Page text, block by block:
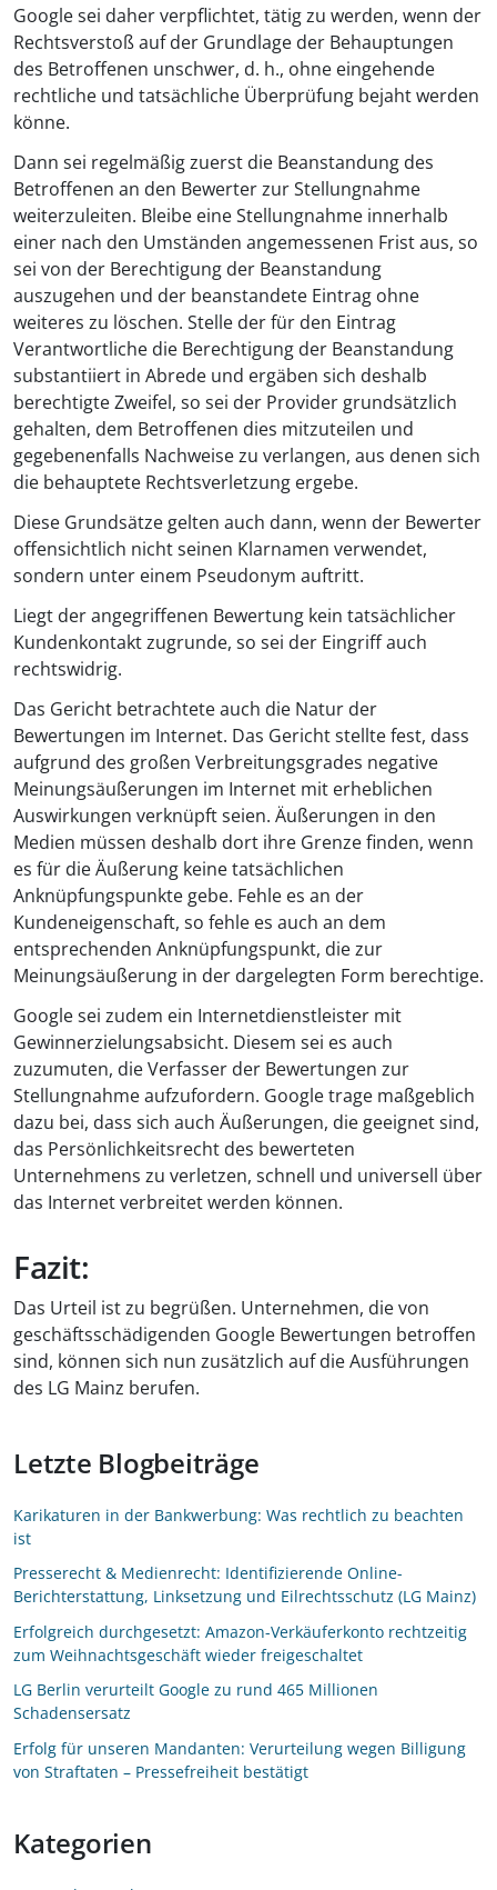
Google sei daher verpflichtet, tätig zu werden, wenn der
Rechtsverstoß auf der Grundlage der Behauptungen
des Betroffenen unschwer, d. h., ohne eingehende
rechtliche und tatsächliche Überprüfung bejaht werden
könne.
Dann sei regelmäßig zuerst die Beanstandung des
Betroffenen an den Bewerter zur Stellungnahme
weiterzuleiten. Bleibe eine Stellungnahme innerhalb
einer nach den Umständen angemessenen Frist aus, so
sei von der Berechtigung der Beanstandung
auszugehen und der beanstandete Eintrag ohne
weiteres zu löschen. Stelle der für den Eintrag
Verantwortliche die Berechtigung der Beanstandung
substantiiert in Abrede und ergäben sich deshalb
berechtigte Zweifel, so sei der Provider grundsätzlich
gehalten, dem Betroffenen dies mitzuteilen und
gegebenenfalls Nachweise zu verlangen, aus denen sich
die behauptete Rechtsverletzung ergebe.
Diese Grundsätze gelten auch dann, wenn der Bewerter
offensichtlich nicht seinen Klarnamen verwendet,
sondern unter einem Pseudonym auftritt.
Liegt der angegriffenen Bewertung kein tatsächlicher
Kundenkontakt zugrunde, so sei der Eingriff auch
rechtswidrig.
Das Gericht betrachtete auch die Natur der
Bewertungen im Internet. Das Gericht stellte fest, dass
aufgrund des großen Verbreitungsgrades negative
Meinungsäußerungen im Internet mit erheblichen
Auswirkungen verknüpft seien. Äußerungen in den
Medien müssen deshalb dort ihre Grenze finden, wenn
es für die Äußerung keine tatsächlichen
Anknüpfungspunkte gebe. Fehle es an der
Kundeneigenschaft, so fehle es auch an dem
entsprechenden Anknüpfungspunkt, die zur
Meinungsäußerung in der dargelegten Form berechtige.
Google sei zudem ein Internetdienstleister mit
Gewinnerzielungsabsicht. Diesem sei es auch
zuzumuten, die Verfasser der Bewertungen zur
Stellungnahme aufzufordern. Google trage maßgeblich
dazu bei, dass sich auch Äußerungen, die geeignet sind,
das Persönlichkeitsrecht des bewerteten
Unternehmens zu verletzen, schnell und universell über
das Internet verbreitet werden können.
Fazit:
Das Urteil ist zu begrüßen. Unternehmen, die von
geschäftsschädigenden Google Bewertungen betroffen
sind, können sich nun zusätzlich auf die Ausführungen
des LG Mainz berufen.
Letzte Blogbeiträge
Karikaturen in der Bankwerbung: Was rechtlich zu beachten
ist
Presserecht & Medienrecht: Identifizierende Online-
Berichterstattung, Linksetzung und Eilrechtsschutz (LG Mainz)
Erfolgreich durchgesetzt: Amazon-Verkäuferkonto rechtzeitig
zum Weihnachtsgeschäft wieder freigeschaltet
LG Berlin verurteilt Google zu rund 465 Millionen
Schadensersatz
Erfolg für unseren Mandanten: Verurteilung wegen Billigung
von Straftaten – Pressefreiheit bestätigt
Kategorien